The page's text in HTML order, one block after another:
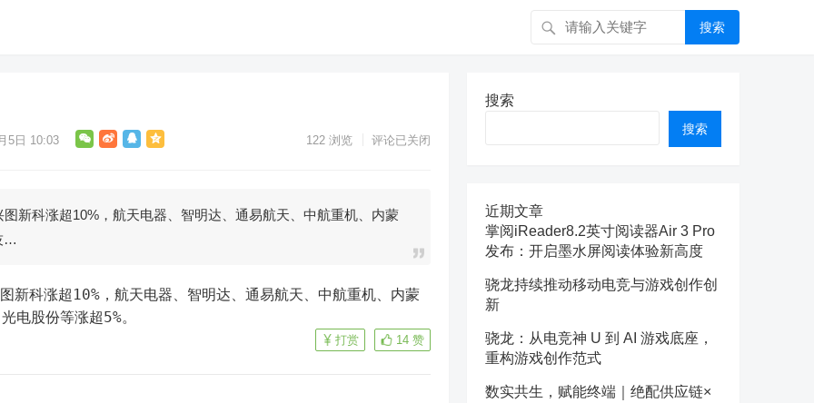
搜索
5日 10:03 122 浏览 评论已关闭
新科涨超10%，航天电器、智明达、通易航天、中航重机、内蒙
…
电股份等涨超5%。
14 赞
打赏
搜索
搜索
近期文章
掌阅iReader8.2英寸阅读器Air 3 Pro
发布：开启墨水屏阅读体验新高度
骁龙持续推动移动电竞与游戏创作创
新
骁龙：从电竞神 U 到 AI 游戏底座，
重构游戏创作范式
数实共生，赋能终端｜绝配供应链×